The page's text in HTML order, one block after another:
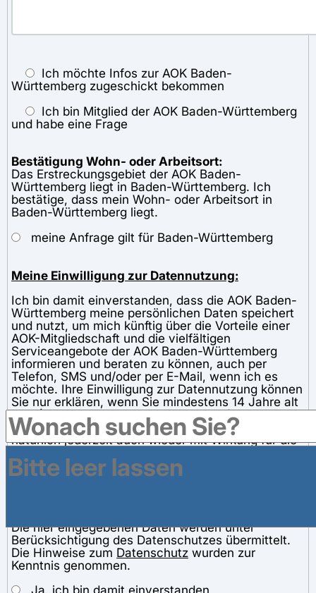
Ich möchte Infos zur AOK Baden-
Württemberg zugeschickt bekommen
Ich bin Mitglied der AOK Baden-Württemberg
und habe eine Frage
Bestätigung Wohn- oder Arbeitsort:
Das Erstreckungsgebiet der AOK Baden-
Württemberg liegt in Baden-Württemberg. Ich
bestätige, dass mein Wohn- oder Arbeitsort in
Baden-Württemberg liegt.
meine Anfrage gilt für Baden-Württemberg
Meine Einwilligung zur Datennutzung:
Ich bin damit einverstanden, dass die AOK Baden-
Württemberg meine persönlichen Daten speichert
und nutzt, um mich künftig über die Vorteile einer
AOK-Mitgliedschaft und die vielfältigen
Serviceangebote der AOK Baden-Württemberg
informieren und beraten zu können, auch per
Telefon, SMS und/oder per E-Mail, wenn ich es
möchte. Ihre Einwilligung zur Datennutzung können
Sie nur erklären, wenn Sie mindestens 14 Jahre alt
sind (Vollendung des 14. Lebensjahres). Wenn Sie
Ihre Einwilligung erklären, können Sie diese
natürlich jederzeit auch wieder mit Wirkung für die
genügen. In diesem Falle werden Ihre persönlichen
Daten bei der AOK Baden-Württemberg gelöscht.
Die hier eingegebenen Daten werden unter
Berücksichtigung des Datenschutzes übermittelt.
Die Hinweise zum Datenschutz wurden zur
Kenntnis genommen.